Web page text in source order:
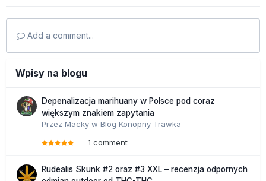
Add a comment...
Wpisy na blogu
Depenalizacja marihuany w Polsce pod coraz
większym znakiem zapytania
Przez Macky w Blog Konopny Trawka
1 comment
Rudealis Skunk #2 oraz #3 XXL – recenzja odpornych